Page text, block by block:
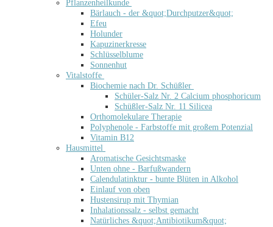
Pflanzenheilkunde
Bärlauch - der &quot;Durchputzer&quot;
Efeu
Holunder
Kapuzinerkresse
Schlüsselblume
Sonnenhut
Vitalstoffe
Biochemie nach Dr. Schüßler
Schüler-Salz Nr. 2 Calcium phosphoricum
Schüßler-Salz Nr. 11 Silicea
Orthomolekulare Therapie
Polyphenole - Farbstoffe mit großem Potenzial
Vitamin B12
Hausmittel
Aromatische Gesichtsmaske
Unten ohne - Barfußwandern
Calendulatinktur - bunte Blüten in Alkohol
Einlauf von oben
Hustensirup mit Thymian
Inhalationssalz - selbst gemacht
Natürliches &quot;Antibiotikum&quot;